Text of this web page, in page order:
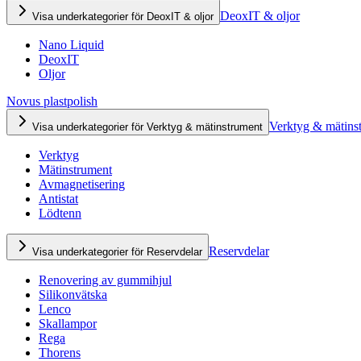
Visa underkategorier för DeoxIT & oljor DeoxIT & oljor
Nano Liquid
DeoxIT
Oljor
Novus plastpolish
Visa underkategorier för Verktyg & mätinstrument Verktyg &
Verktyg
Mätinstrument
Avmagnetisering
Antistat
Lödtenn
Visa underkategorier för Reservdelar Reservdelar
Renovering av gummihjul
Silikonvätska
Lenco
Skallampor
Rega
Thorens